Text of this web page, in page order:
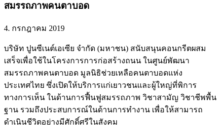
สมรรถภาพคนตาบอด
4. กรกฎาคม 2019
บริษัท ปูนซีเนต์เอเซีย จำกัด (มหาชน) สนับสนุนคอนกรีตผสม
เสร็จเพื่อใช้ในโครงการการก่อสร้างถนน ในศูนย์พัฒนา
สมรรถภาพคนตาบอด มูลนิธิช่วยเหลือคนตาบอดแห่ง
ประเทศไทย ซึ่งเปิดให้บริการแก่เยาวชนและผู้ใหญ่ที่พิการ
ทางการเห็น ในด้านการฟื้นฟูสมรรถภาพ วิชาสามัญ วิชาชีพพื้น
ฐาน รวมถึงประสบการณ์ในด้านการทำงาน เพื่อให้สามารถ
ดำเนินชีวิตอย่างมีศักดิ์ศรีในสังคม